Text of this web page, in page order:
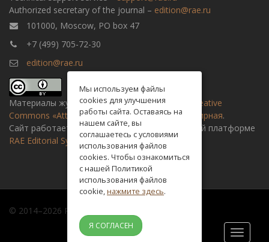
Authorized secretary of the journal – edition@rae.ru
101000, Moscow, PO box 47
+7 (499) 705-72-30
edition@rae.ru
Материалы журнала доступны полицензии Creative
Commons «Attribution» («Атрибуция») 4.0 Всемирная.
Сайт работает на универсальной издательской платформе
RAE Editorial System
© 2014–2026 Russian academy of natural history
Toggle
Мы используем файлы
cookies для улучшения
работы сайта. Оставаясь на
нашем сайте, вы
соглашаетесь с условиями
использования файлов
cookies. Чтобы ознакомиться
с нашей Политикой
использования файлов
cookie,нажмите здесь.
Я СОГЛАСЕН